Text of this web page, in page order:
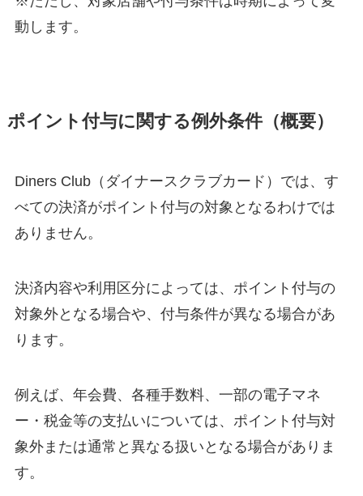
動します。
ポイント付与に関する例外条件（概要）
Diners Club（ダイナースクラブカード）では、す
べての決済がポイント付与の対象となるわけでは
ありません。
決済内容や利用区分によっては、ポイント付与の
対象外となる場合や、付与条件が異なる場合があ
ります。
例えば、年会費、各種手数料、一部の電子マネ
ー・税金等の支払いについては、ポイント付与対
象外または通常と異なる扱いとなる場合がありま
す。